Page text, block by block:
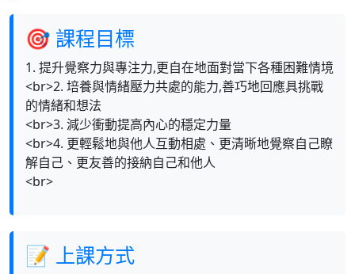
🎯 課程目標
1. 提升覺察力與專注力,更自在地面對當下各種困難情境
<br>2. 培養與情緒壓力共處的能力,善巧地回應具挑戰
的情緒和想法
<br>3. 減少衝動提高內心的穩定力量
<br>4. 更輕鬆地與他人互動相處、更清晰地覺察自己瞭
解自己、更友善的接納自己和他人
<br>
📝 上課方式